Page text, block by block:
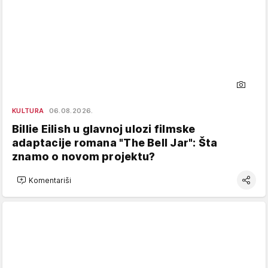
KULTURA 06.08.2026.
Billie Eilish u glavnoj ulozi filmske
adaptacije romana "The Bell Jar": Šta
znamo o novom projektu?
Komentariši